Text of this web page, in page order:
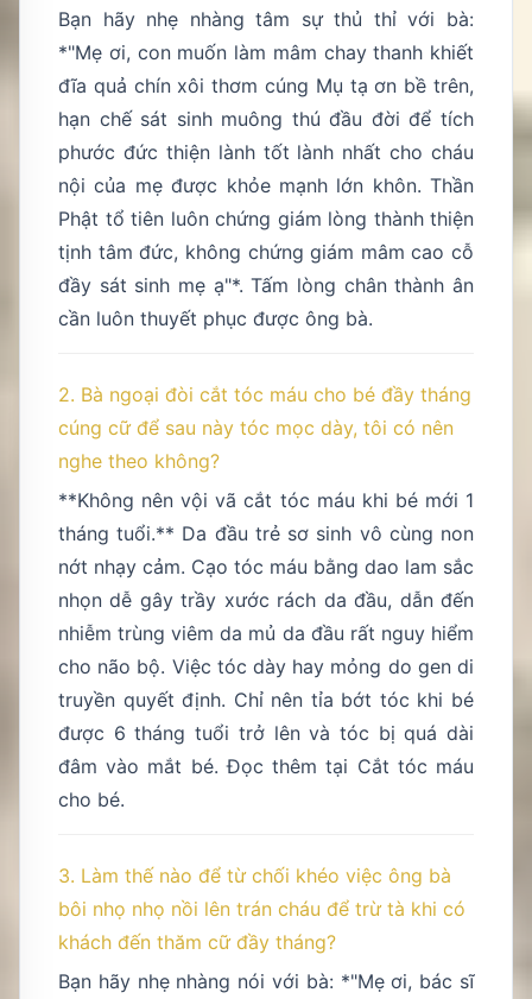
Bạn hãy nhẹ nhàng tâm sự thủ thỉ với bà:
*"Mẹ ơi, con muốn làm mâm chay thanh khiết
đĩa quả chín xôi thơm cúng Mụ tạ ơn bề trên,
hạn chế sát sinh muông thú đầu đời để tích
phước đức thiện lành tốt lành nhất cho cháu
nội của mẹ được khỏe mạnh lớn khôn. Thần
Phật tổ tiên luôn chứng giám lòng thành thiện
tịnh tâm đức, không chứng giám mâm cao cỗ
đầy sát sinh mẹ ạ"*. Tấm lòng chân thành ân
cần luôn thuyết phục được ông bà.
2. Bà ngoại đòi cắt tóc máu cho bé đầy tháng
cúng cữ để sau này tóc mọc dày, tôi có nên
nghe theo không?
**Không nên vội vã cắt tóc máu khi bé mới 1
tháng tuổi.** Da đầu trẻ sơ sinh vô cùng non
nớt nhạy cảm. Cạo tóc máu bằng dao lam sắc
nhọn dễ gây trầy xước rách da đầu, dẫn đến
nhiễm trùng viêm da mủ da đầu rất nguy hiểm
cho não bộ. Việc tóc dày hay mỏng do gen di
truyền quyết định. Chỉ nên tỉa bớt tóc khi bé
được 6 tháng tuổi trở lên và tóc bị quá dài
đâm vào mắt bé. Đọc thêm tại Cắt tóc máu
cho bé.
3. Làm thế nào để từ chối khéo việc ông bà
bôi nhọ nhọ nồi lên trán cháu để trừ tà khi có
khách đến thăm cữ đầy tháng?
Bạn hãy nhẹ nhàng nói với bà: *"Mẹ ơi, bác sĩ